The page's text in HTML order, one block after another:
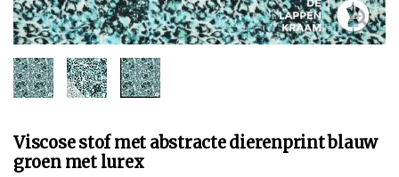
Viscose stof met abstracte dierenprint blauw
groen met lurex